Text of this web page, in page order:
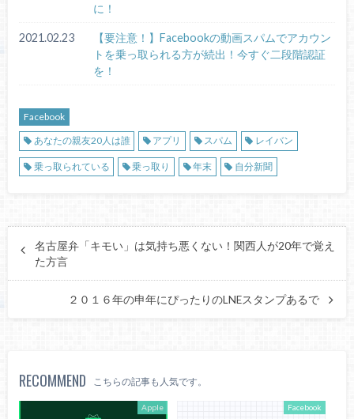
に！
2021.02.23
【要注意！】Facebookの動画スパムでアカウン
トを乗っ取られる方が続出！今すぐ二段階認証
を！
Facebook
あなたの親友20人は誰
アプリ スパム レイバン
乗っ取られている 乗っ取り 年末 自分新聞
名古屋弁「キモい」は気持ち悪くない！関西人が20年で覚え
た方言
２０１６年の申年にぴったりのLNEスタンプあるで
RECOMMEND こちらの記事も人気です。
Apple Facebook